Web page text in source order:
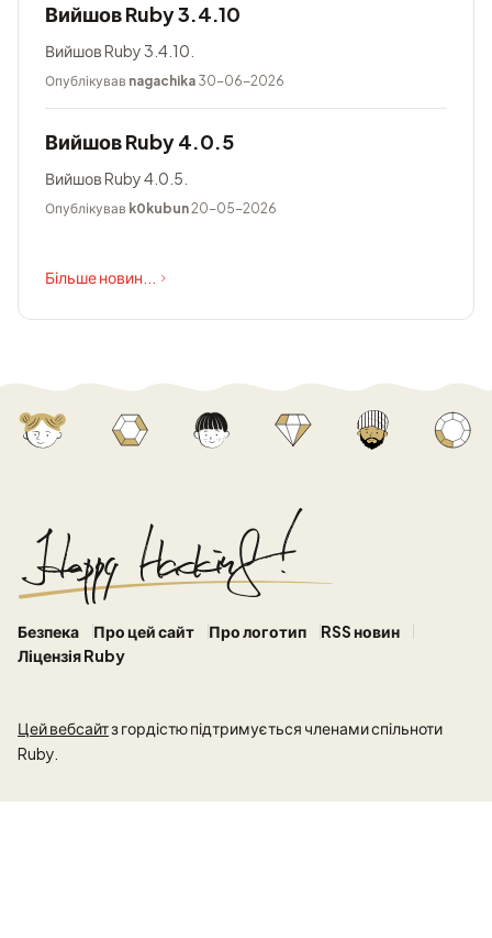
Вийшов Ruby 3.4.10
Вийшов Ruby 3.4.10.
Опублікував nagachika 30-06-2026
Вийшов Ruby 4.0.5
Вийшов Ruby 4.0.5.
Опублікував k0kubun20-05-2026
Більше новин...
Безпека Про цей сайт Про логотип
RSS новин
Ліцензія Ruby
Цей вебсайтз гордістю підтримується членами спільноти
Ruby.